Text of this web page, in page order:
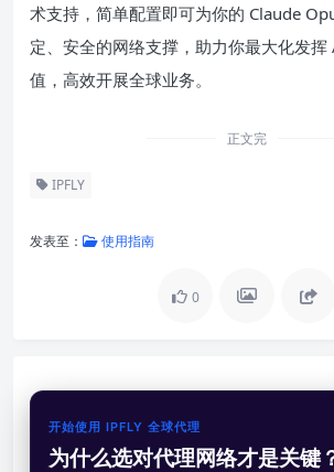
术支持，简单配置即可为你的 Claude
定、安全的网络支撑，助力你最大化发挥
值，高效开展全球业务。
正文完
IPFLY
发表至： 使用指南
0
开始使用 IPFLY 全球代理
为什么选对代理网络才是关键